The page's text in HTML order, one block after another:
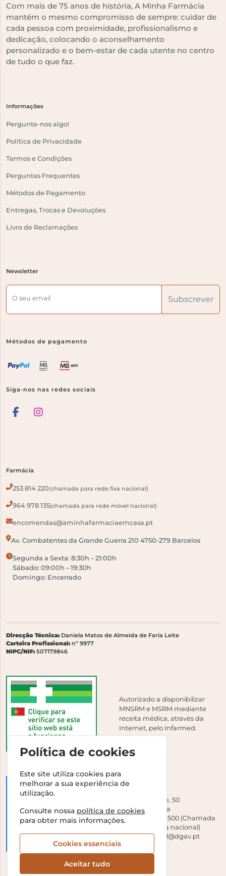
Com mais de 75 anos de história, A Minha Farmácia
mantém o mesmo compromisso de sempre: cuidar de
cada pessoa com proximidade, profissionalismo e
dedicação, colocando o aconselhamento
personalizado e o bem-estar de cada utente no centro
de tudo o que faz.
Informações
Pergunte-nos algo!
Política de Privacidade
Termos e Condições
Perguntas Frequentes
Métodos de Pagamento
Entregas, Trocas e Devoluções
Livro de Reclamações
Newsletter
O seu email Subscrever
Métodos de pagamento
Siga-nos nas redes sociais
Farmácia
253 814 220(chamada para rede fixa nacional)
964 978 135(chamada para rede móvel nacional)
encomendas@aminhafarmaciaemcasa.pt
Av. Combatentes da Grande Guerra 210 4750-279 Barcelos
Segunda a Sexta: 8:30h – 21:00h
Sábado: 09:00h – 19:30h
Domingo: Encerrado
Direcção Técnica: Daniela Matos de Almeida de Faria Leite
Carteira Profissional: nº 9977
NIPC/NIF: 507179846
Autorizado a disponibilizar
MNSRM e MSRM mediante
receita médica, através da
Internet, pelo Infarmed.
Campo Grande, 50
1700-093 Lisboa
Tel +351 213 239 500 (Chamada
para a rede fixa nacional)
E-mail:dirgeral@dgav.pt
Política de cookies
Este site utiliza cookies para
melhorar a sua experiência de
utilização.
Consulte nossa política de cookies
para obter mais informações.
Cookies essenciais
Aceitar tudo